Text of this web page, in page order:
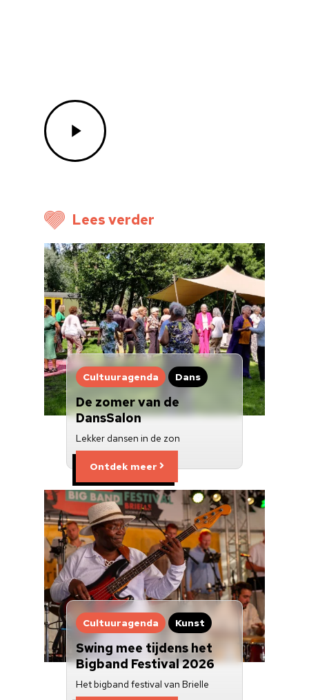
Lees verder
Cultuuragenda Dans
De zomer van de
DansSalon
Lekker dansen in de zon
Ontdek meer
Cultuuragenda Kunst
Swing mee tijdens het
Bigband Festival 2026
Het bigband festival van Brielle